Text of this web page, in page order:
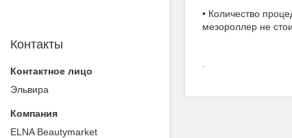
• Количество
мезороллер не
.
Контакты
Эльвира
ELNA Beautymarket